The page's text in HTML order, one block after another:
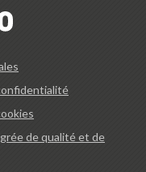
de qualité et de